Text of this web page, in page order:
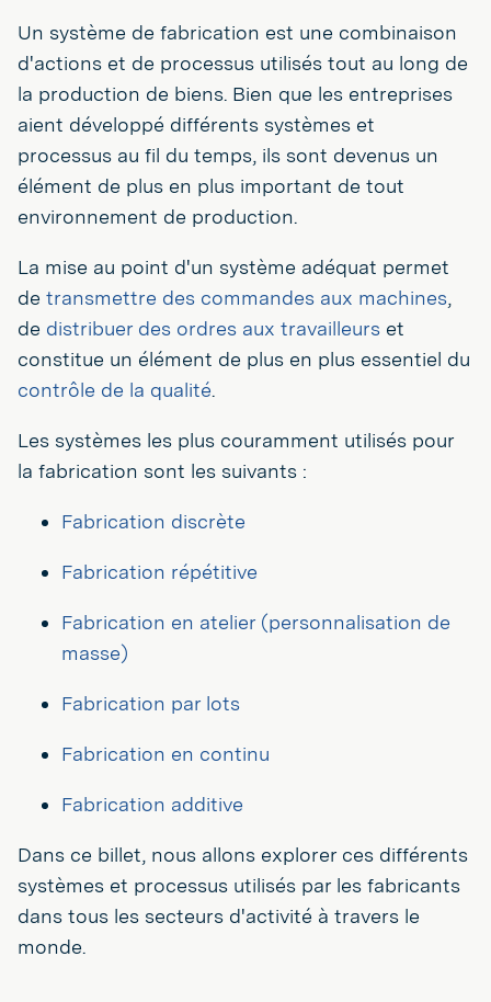
Un système de fabrication est une combinaison
d'actions et de processus utilisés tout au long de
la production de biens. Bien que les entreprises
aient développé différents systèmes et
processus au fil du temps, ils sont devenus un
élément de plus en plus important de tout
environnement de production.
La mise au point d'un système adéquat permet
de transmettre des commandes aux machines,
de distribuer des ordres aux travailleurs et
constitue un élément de plus en plus essentiel du
contrôle de la qualité.
Les systèmes les plus couramment utilisés pour
la fabrication sont les suivants :
Fabrication discrète
Fabrication répétitive
Fabrication en atelier (personnalisation de
masse)
Fabrication par lots
Fabrication en continu
Fabrication additive
Dans ce billet, nous allons explorer ces différents
systèmes et processus utilisés par les fabricants
dans tous les secteurs d'activité à travers le
monde.